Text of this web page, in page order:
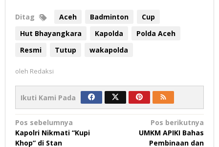
Ditag Aceh Badminton
Cup
Hut Bhayangkara
Kapolda
Polda Aceh
Resmi
Tutup wakapolda
oleh Redaksi
Ikuti Kami Pada
Navigasi
pos
Pos sebelumnya
Kapolri Nikmati “Kupi
Khop” di Stan
Pos berikutnya
UMKM APIKI Bahas
Pembinaan dan